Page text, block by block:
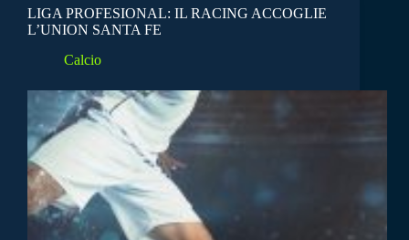
LIGA PROFESIONAL: IL RACING ACCOGLIE
L’UNION SANTA FE
Calcio